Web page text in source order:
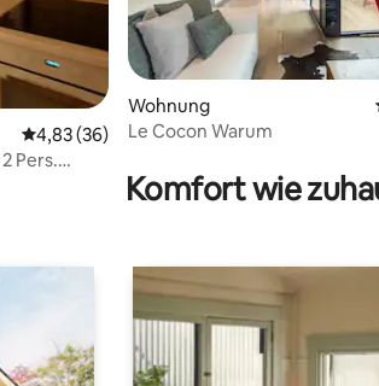
Durchschnittliche Bewertung: 4,83 von 5,
4,83 (36)
Wohnung
Le Cocon Warum
Komfort wie